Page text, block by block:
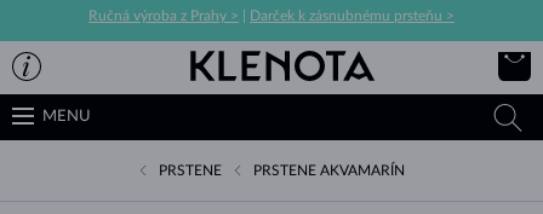
Ručná výroba z Prahy > Darček k zásnubnému prsteňu >
MENU
PRSTENE PRSTENE AKVAMARÍN